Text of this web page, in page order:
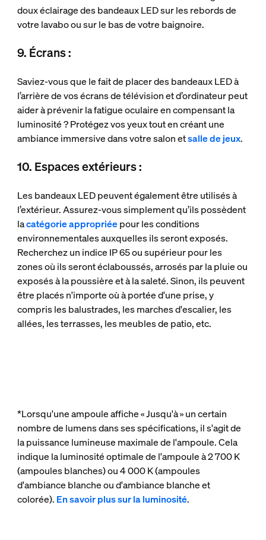
doux éclairage des bandeaux LED sur les rebords de
votre lavabo ou sur le bas de votre baignoire.
9. Écrans :
Saviez-vous que le fait de placer des bandeaux LED à
l’arrière de vos écrans de télévision et d’ordinateur peut
aider à prévenir la fatigue oculaire en compensant la
luminosité ? Protégez vos yeux tout en créant une
ambiance immersive dans votre salon etsalle de jeux.
10. Espaces extérieurs :
Les bandeaux LED peuvent également être utilisés à
l’extérieur. Assurez-vous simplement qu’ils possèdent
lacatégorie appropriéepour les conditions
environnementales auxquelles ils seront exposés.
Recherchez un indice IP 65 ou supérieur pour les
zones où ils seront éclaboussés, arrosés par la pluie ou
exposés à la poussière et à la saleté. Sinon, ils peuvent
être placés n'importe où à portée d'une prise, y
compris les balustrades, les marches d'escalier, les
allées, les terrasses, les meubles de patio, etc.
*Lorsqu'une ampoule affiche « Jusqu'à » un certain
nombre de lumens dans ses spécifications, il s'agit de
la puissance lumineuse maximale de l'ampoule. Cela
indique la luminosité optimale de l'ampoule à 2 700 K
(ampoules blanches) ou 4 000 K (ampoules
d'ambiance blanche ou d'ambiance blanche et
colorée). En savoir plus sur la luminosité.